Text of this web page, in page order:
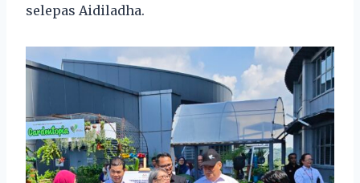
selepas Aidiladha.